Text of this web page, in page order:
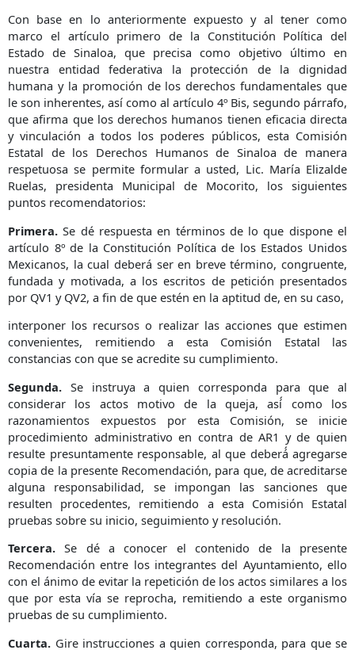
Con base en lo anteriormente expuesto y al tener como
marco el artículo primero de la Constitución Política del
Estado de Sinaloa, que precisa como objetivo último en
nuestra entidad federativa la protección de la dignidad
humana y la promoción de los derechos fundamentales que
le son inherentes, así como al artículo 4º Bis, segundo párrafo,
que afirma que los derechos humanos tienen eficacia directa
y vinculación a todos los poderes públicos, esta Comisión
Estatal de los Derechos Humanos de Sinaloa de manera
respetuosa se permite formular a usted, Lic. María Elizalde
Ruelas, presidenta Municipal de Mocorito, los siguientes
puntos recomendatorios:
Primera. Se dé respuesta en términos de lo que dispone el
artículo 8º de la Constitución Política de los Estados Unidos
Mexicanos, la cual deberá ser en breve término, congruente,
fundada y motivada, a los escritos de petición presentados
por QV1 y QV2, a fin de que estén en la aptitud de, en su caso,
interponer los recursos o realizar las acciones que estimen
convenientes, remitiendo a esta Comisión Estatal las
constancias con que se acredite su cumplimiento.
Segunda. Se instruya a quien corresponda para que al
considerar los actos motivo de la queja, así́ como los
razonamientos expuestos por esta Comisión, se inicie
procedimiento administrativo en contra de AR1 y de quien
resulte presuntamente responsable, al que deberá́ agregarse
copia de la presente Recomendación, para que, de acreditarse
alguna responsabilidad, se impongan las sanciones que
resulten procedentes, remitiendo a esta Comisión Estatal
pruebas sobre su inicio, seguimiento y resolución.
Tercera. Se dé a conocer el contenido de la presente
Recomendación entre los integrantes del Ayuntamiento, ello
con el ánimo de evitar la repetición de los actos similares a los
que por esta vía se reprocha, remitiendo a este organismo
pruebas de su cumplimiento.
Cuarta. Gire instrucciones a quien corresponda, para que se